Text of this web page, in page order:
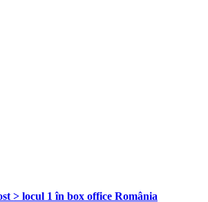
> locul 1 în box office România